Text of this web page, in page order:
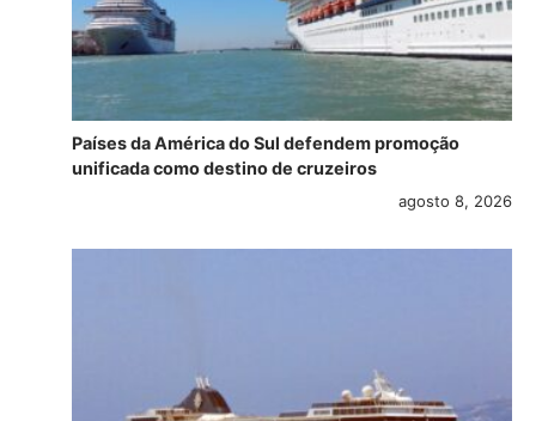
Países da América do Sul defendem promoção
unificada como destino de cruzeiros
agosto 8, 2026